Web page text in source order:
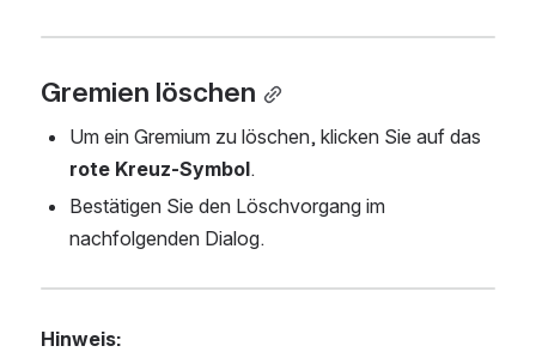
Gremien löschen
rote Kreuz-Symbol.
Bestätigen Sie den Löschvorgang im
nachfolgenden Dialog.
Hinweis: